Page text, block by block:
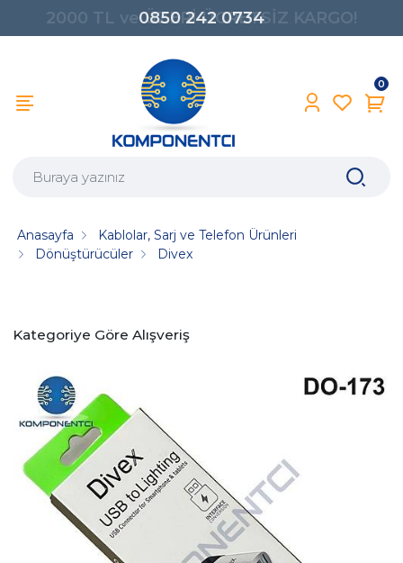
0850 242 0734
0
Anasayfa
Kablolar, Sarj ve Telefon Ürünleri
Dönüştürücüler
Divex
Kategoriye Göre Alışveriş